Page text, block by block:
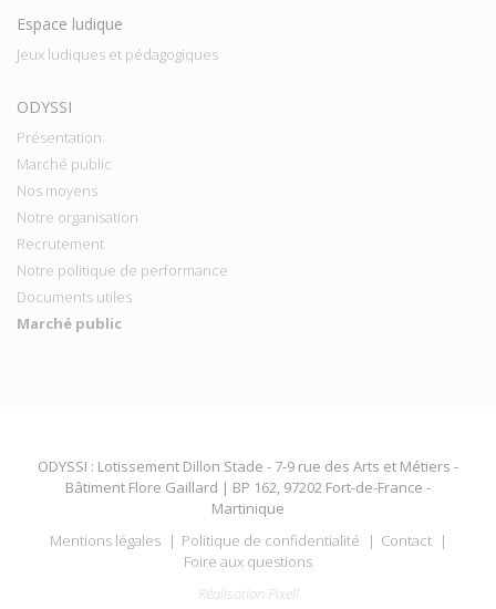
Espace ludique
Jeux ludiques et pédagogiques
ODYSSI
Présentation
Marché public
Nos moyens
Notre organisation
Recrutement
Notre politique de performance
Documents utiles
Marché public
ODYSSI : Lotissement Dillon Stade - 7-9 rue des Arts et Métiers -
Bâtiment Flore Gaillard | BP 162, 97202 Fort-de-France -
Martinique
Mentions légales
Politique de confidentialité
Contact
Foire aux questions
Réalisation Pixell